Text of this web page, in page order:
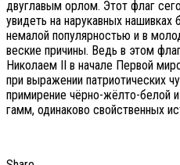
двуглавым орлом. Этот флаг
увидеть на нарукавных
немалой популярностью и в
веские причины. Ведь в этом
Николаем II в начале Первой
при выражении патриотических
примирение чёрно-жёлто-белой
гамм, одинаково свойственных